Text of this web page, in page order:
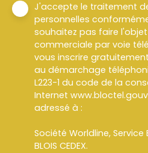
J'accepte le traitement
personnelles
souhaitez pas faire
commerciale par voie
vous inscrire
au démarchage
L223-1 du code de la
Internet
adressé à :
Société Worldline, Service
BLOIS CEDEX.